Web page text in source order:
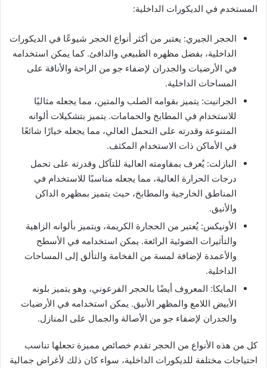
المستخدم في الديكورات الداخلية:
الحجر الجيري: يعتبر من أكثر أنواع الحجر شيوعًا في الديكورات
الداخلية، بفضل مظهره الطبيعي والدافئ. كما يمكن استخدامه
في الأرضيات والجدران لإضفاء جو من الراحة والأناقة على
المساحات الداخلية.
الجرانيت: يتميز بقوامه الصلب والمتين، مما يجعله مثاليًا
للاستخدام في المطابخ والحمامات. يتميز بتشكيلات ألوانه
المتنوعة وقدرته على التحمل العالي، مما يجعله خيارًا شائعًا
في الأماكن ذات الاستخدام المكثف.
البازلت: يُعرف بمقاومته العالية للتآكل وقدرته على تحمل
درجات الحرارة العالية، مما يجعله مناسبًا للاستخدام في
المناطق الخارجية والمطابخ، حيث يتميز بمظهره الداكن
والأنيق.
الأونيكس: يُعتبر من الحجارة الكريمة، ويتميز بألوانه الزاهية
والتأثيرات الضوئية الرائعة. يمكن استخدامه في الأسطح
والأعمدة لإضافة لمسة من الفخامة والتألق إلى المساحات
الداخلية.
المايكا: المعروف أيضًا بالحجر الفرعوني، وهو يتميز بلونه
الأبيض اللامع والمظهر الأنيق. يمكن استخدامه في الأرضيات
والجدران لإضفاء جو من الأصالة والجمال على المنازل.
كل من هذه الأنواع من الحجر تقدم خصائص مميزة تجعلها تناسب
احتياجات مختلفة للديكورات الداخلية، سواء كان ذلك لأغراض جمالية